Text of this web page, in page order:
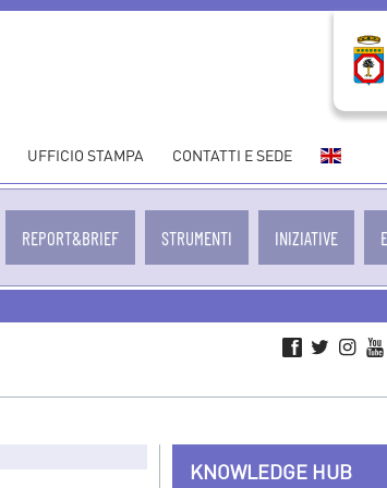
UFFICIO STAMPA CONTATTI E SEDE
THE
VERSION
REPORT&BRIEF STRUMENTI INIZIATIVE
KNOWLEDGE HUB